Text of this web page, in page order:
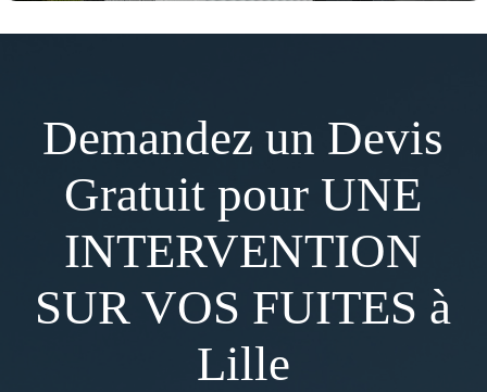
Demandez un Devis
Gratuit pour UNE
INTERVENTION
SUR VOS FUITES à
Lille